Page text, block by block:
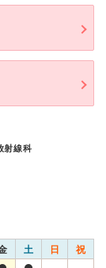
射線科
土 日 祝